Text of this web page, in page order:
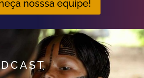
nosssa equipe!